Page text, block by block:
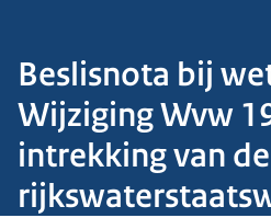
Beslisnota bij
Wijziging Wvw
intrekking van